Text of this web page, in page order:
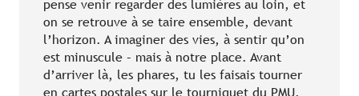
pense venir regarder des lumières au loin, et
on se retrouve à se taire ensemble, devant
l’horizon. A imaginer des vies, à sentir qu’on
est minuscule – mais à notre place. Avant
d’arriver là, les phares, tu les faisais tourner
en cartes postales sur le tourniquet du PMU.